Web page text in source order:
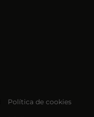
Política de cookies